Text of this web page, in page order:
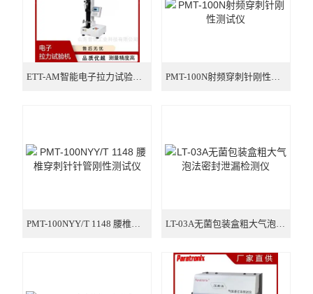
瓶类检测仪器
口罩检测仪器
气相色谱仪 ETT-AM智能电子拉力试验机 伸长率检测设备 PMT-100N射频穿刺针刚性测试仪
PMT-100NYY/T 1148 腰椎穿刺针针管刚性测试仪 LT-03A无菌包装盒粗大气泡法密封泄漏检测仪